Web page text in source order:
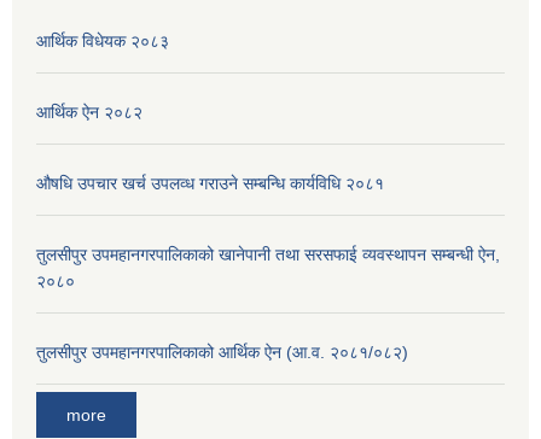
आर्थिक विधेयक २०८३
आर्थिक ऐन २०८२
औषधि उपचार खर्च उपलव्ध गराउने सम्बन्धि कार्यविधि २०८१
तुलसीपुर उपमहानगरपालिकाको खानेपानी तथा सरसफाई व्यवस्थापन सम्बन्धी ऐन,
२०८०
तुलसीपुर उपमहानगरपालिकाको आर्थिक ऐन (आ.व. २०८१/०८२)
more